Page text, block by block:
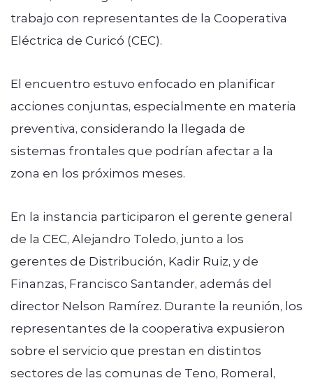
trabajo con representantes de la Cooperativa
Eléctrica de Curicó (CEC).
El encuentro estuvo enfocado en planificar
acciones conjuntas, especialmente en materia
preventiva, considerando la llegada de
sistemas frontales que podrían afectar a la
zona en los próximos meses.
En la instancia participaron el gerente general
de la CEC, Alejandro Toledo, junto a los
gerentes de Distribución, Kadir Ruiz, y de
Finanzas, Francisco Santander, además del
director Nelson Ramírez. Durante la reunión, los
representantes de la cooperativa expusieron
sobre el servicio que prestan en distintos
sectores de las comunas de Teno, Romeral,